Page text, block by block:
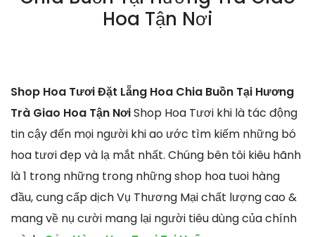
Hoa Tận Nơi
Shop Hoa Tươi Đặt Lẵng Hoa Chia Buồn Tại Hương
Trà Giao Hoa Tận NơiShop Hoa Tươi khi là tác động
tin cậy đến mọi người khi ao ước tìm kiếm những bó
hoa tươi đẹp và lạ mắt nhất. Chúng bên tôi kiêu hãnh
là 1 trong những trong những shop hoa tuoi hàng
đầu, cung cấp dịch Vụ Thương Mại chất lượng cao &
mang về nụ cười mang lại người tiêu dùng của chính